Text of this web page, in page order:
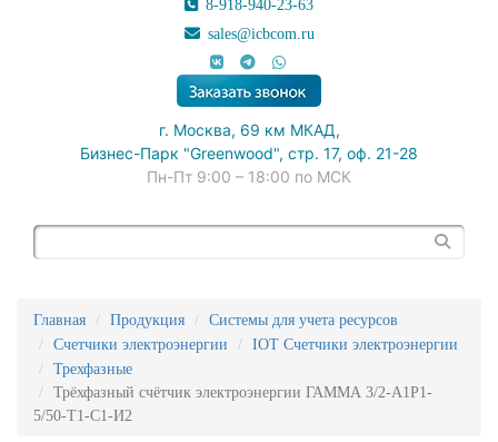
8-918-940-23-63
sales@icbcom.ru
г. Москва, 69 км МКАД,
Бизнес-Парк "Greenwood", стр. 17, оф. 21-28
Пн-Пт 9:00 – 18:00 по МСК
Главная Продукция
Системы для учета ресурсов
Счетчики электроэнергии
IOT Счетчики электроэнергии
Трехфазные
Трёхфазный счётчик электроэнергии ГАММА 3/2-А1Р1-
5/50-Т1-С1-И2